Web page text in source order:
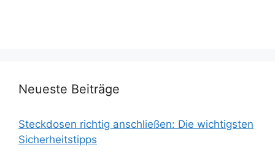
Neueste Beiträge
Steckdosen richtig anschließen: Die wichtigsten
Sicherheitstipps